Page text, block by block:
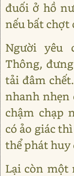
đuối ở hồ
nếu bất chợt
Người yêu
Thông,
tải đâm
nhanh nhẹn
chậm chạp
có ảo giác
thể phát huy
Lại còn một